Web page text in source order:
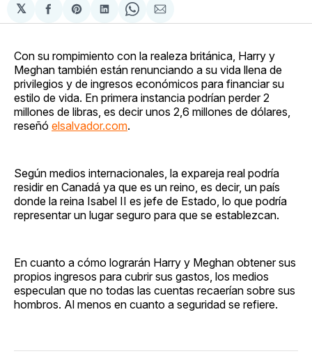
𝕏
Compartir
en
Share
on
Compartir
en
Share
on
Compartir
via
Con su rompimiento con la realeza británica, Harry y
Meghan también están renunciando a su vida llena de
privilegios y de ingresos económicos para financiar su
estilo de vida. En primera instancia podrían perder 2
millones de libras, es decir unos 2,6 millones de dólares,
reseñó elsalvador.com.
Según medios internacionales, la expareja real podría
residir en Canadá ya que es un reino, es decir, un país
donde la reina Isabel II es jefe de Estado, lo que podría
representar un lugar seguro para que se establezcan.
En cuanto a cómo lograrán Harry y Meghan obtener sus
propios ingresos para cubrir sus gastos, los medios
especulan que no todas las cuentas recaerían sobre sus
hombros. Al menos en cuanto a seguridad se refiere.